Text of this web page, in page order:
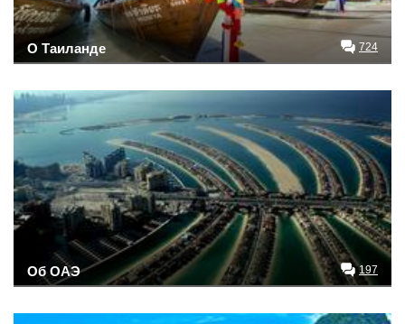
О Таиланде 724
Об ОАЭ 197